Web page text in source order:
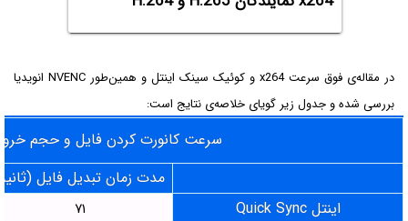
در مقاله‌ی فوق سرعت x264 و کوئیک سینک اینتل و همین‌طور NVENC انویدیا
بررسی شده و جدول زیر گویای خلاصه‌ی نتایج است:
سرعت کانورت کردن فایل و حجم
مدت زمان تبدیل فایل
اینتل Quick Sync
۷۱